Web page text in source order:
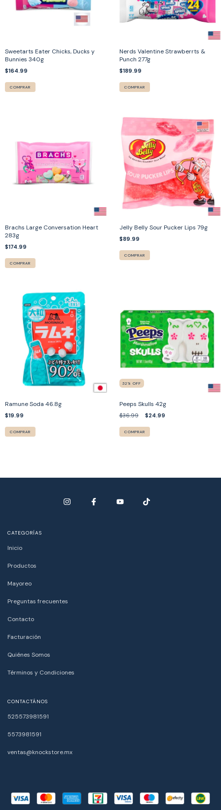
Sweetarts Eater Chicks, Ducks y
Bunnies 340g
$164.99
COMPRAR
Nerds Valentine Strawberrts &
Punch 277g
$189.99
COMPRAR
Brachs Large Conversation Heart
283g
$174.99
COMPRAR
Jelly Belly Sour Pucker Lips 79g
$89.99
COMPRAR
Ramune Soda 46.8g
$19.99
COMPRAR
32 % OFF
Peeps Skulls 42g
$36.99 $24.99
COMPRAR
CATEGORÍAS
Inicio
Productos
Mayoreo
Preguntas frecuentes
Contacto
Facturación
Quiénes Somos
Términos y Condiciones
CONTACTÁNOS
525573981591
5573981591
ventas@knockstore.mx